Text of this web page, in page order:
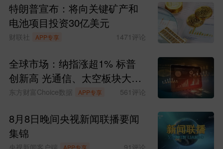
特朗普宣布：将向关键矿产和
电池项目投资30亿美元
财联社 APP专享 1471评论
全球市场：纳指涨超1% 标普
创新高 光通信、太空板块大涨
SpaceX涨超15%
东方财富Choice数据 APP专享 561评论
8月8日晚间央视新闻联播要闻
集锦
央视新闻客户端 APP专享 91评论